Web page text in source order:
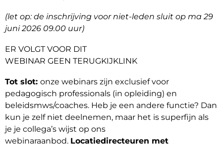
(let op: de inschrijving voor niet-leden sluit op ma 29
juni 2026 09.00 uur)
ER VOLGT VOOR DIT
WEBINAR GEEN TERUGKIJKLINK
Tot slot: onze webinars zijn exclusief voor
pedagogisch professionals (in opleiding) en
beleidsmws/coaches. Heb je een andere functie? Dan
kun je zelf niet deelnemen, maar het is superfijn als
je je collega’s wijst op ons
webinaraanbod. Locatiedirecteuren met